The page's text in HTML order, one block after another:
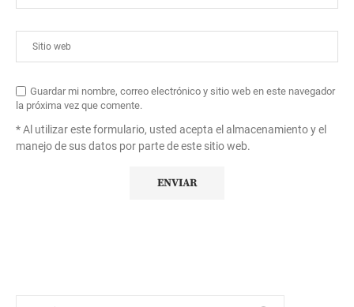
Guardar mi nombre, correo electrónico y sitio web en este navegador
la próxima vez que comente.
* Al utilizar este formulario, usted acepta el almacenamiento y el
manejo de sus datos por parte de este sitio web.